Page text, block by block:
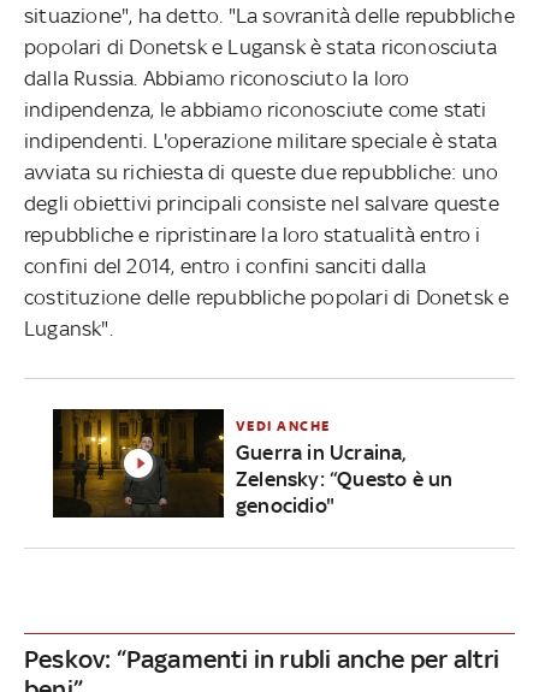
situazione", ha detto. "La sovranità delle repubbliche
popolari di Donetsk e Lugansk è stata riconosciuta
dalla Russia. Abbiamo riconosciuto la loro
indipendenza, le abbiamo riconosciute come stati
indipendenti. L'operazione militare speciale è stata
avviata su richiesta di queste due repubbliche: uno
degli obiettivi principali consiste nel salvare queste
repubbliche e ripristinare la loro statualità entro i
confini del 2014, entro i confini sanciti dalla
costituzione delle repubbliche popolari di Donetsk e
Lugansk".
VEDI ANCHE
Guerra in Ucraina,
Zelensky: “Questo è un
genocidio"
Peskov: “Pagamenti in rubli anche per altri